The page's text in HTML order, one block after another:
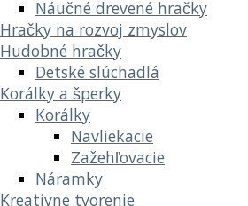
Náučné drevené hračky
Hračky na rozvoj zmyslov
Hudobné hračky
Detské slúchadlá
Korálky a šperky
Korálky
Navliekacie
Zažehľovacie
Náramky
Kreatívne tvorenie